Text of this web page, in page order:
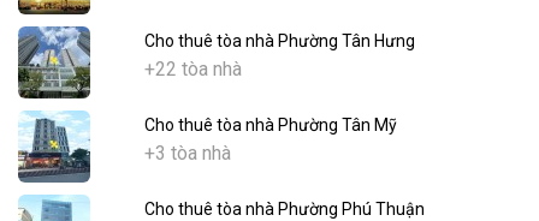
Cho thuê tòa nhà Phường Tân Hưng
+22 tòa nhà
Cho thuê tòa nhà Phường Tân Mỹ
+3 tòa nhà
Cho thuê tòa nhà Phường Phú Thuận